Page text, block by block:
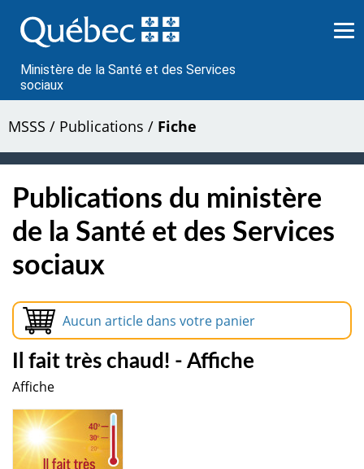
au
contenu
Ministère de la Santé et des Services
sociaux
MSSS / Publications / Fiche
Publications du ministère
de la Santé et des Services
sociaux
Aucun article dans votre panier
Il fait très chaud! - Affiche
Affiche